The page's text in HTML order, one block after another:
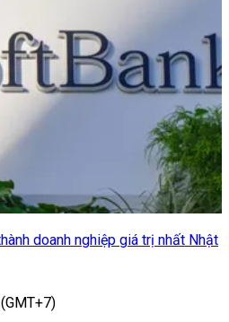
doanh nghiệp giá trị nhất Nhật